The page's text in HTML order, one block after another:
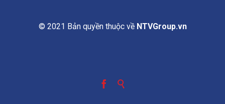
© 2021 Bản quyền thuộc về NTVGroup.vn
 